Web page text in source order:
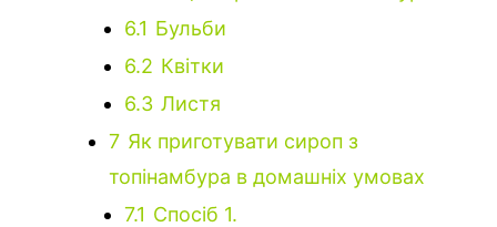
6.1 Бульби
6.2 Квітки
6.3 Листя
7 Як приготувати сироп з
топінамбура в домашніх умовах
7.1 Спосіб 1.